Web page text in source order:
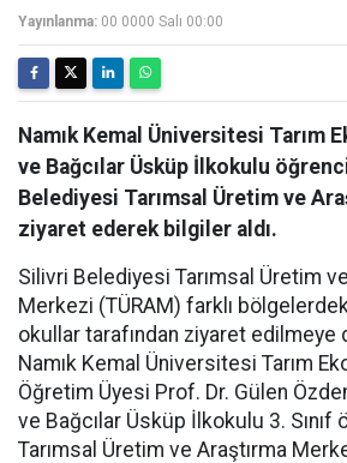
Yayınlanma: 00 0000 Salı 00:00
Namık Kemal Üniversitesi Tarım
ve Bağcılar Üsküp İlkokulu
Belediyesi Tarımsal Üretim ve
ziyaret ederek bilgiler aldı.
Silivri Belediyesi Tarımsal Üretim
Merkezi (TÜRAM) farklı
okullar tarafından ziyaret edilmeye
Namık Kemal Üniversitesi Tarım
Öğretim Üyesi Prof. Dr. Gülen
ve Bağcılar Üsküp İlkokulu 3. Sınıf
Tarımsal Üretim ve Araştırma